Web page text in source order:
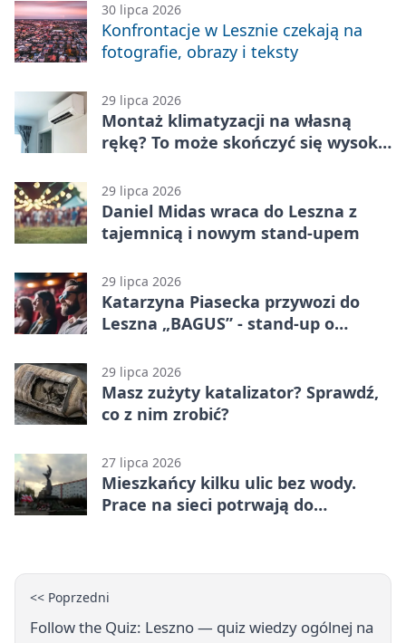
30 lipca 2026
Konfrontacje w Lesznie czekają na
fotografie, obrazy i teksty
29 lipca 2026
Montaż klimatyzacji na własną
rękę? To może skończyć się wysoką
29 lipca 2026
Daniel Midas wraca do Leszna z
tajemnicą i nowym stand-upem
29 lipca 2026
Katarzyna Piasecka przywozi do
Leszna „BAGUS” - stand-up o
29 lipca 2026
Masz zużyty katalizator? Sprawdź,
co z nim zrobić?
27 lipca 2026
Mieszkańcy kilku ulic bez wody.
Prace na sieci potrwają do
<< Poprzedni
Follow the Quiz: Leszno — quiz wiedzy ogólnej na